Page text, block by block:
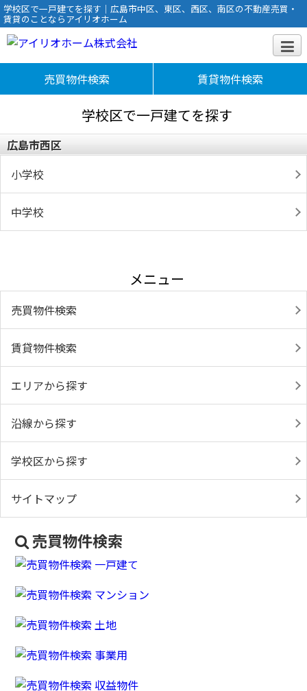
学校区で一戸建てを探す｜広島市中区、東区、西区、南区の不動産売買・
賃貸のことならアイリオホーム
売買物件検索 賃貸物件検索
学校区で一戸建てを探す
広島市西区
小学校
中学校
メニュー
売買物件検索
賃貸物件検索
エリアから探す
沿線から探す
学校区から探す
サイトマップ
売買物件検索